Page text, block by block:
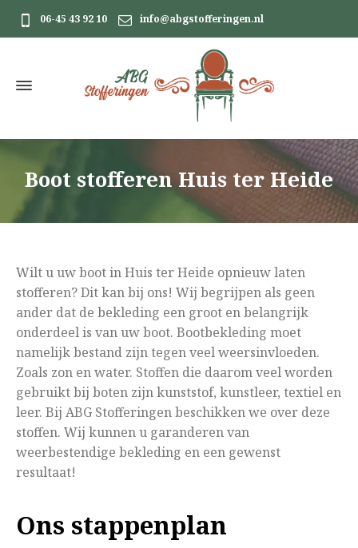
06-45 43 92 10 info@abgstofferingen.nl
Boot stofferen Huis ter Heide
Wilt u uw boot in Huis ter Heide opnieuw laten
stofferen? Dit kan bij ons! Wij begrijpen als geen
ander dat de bekleding een groot en belangrijk
onderdeel is van uw boot. Bootbekleding moet
namelijk bestand zijn tegen veel weersinvloeden.
Zoals zon en water. Stoffen die daarom veel worden
gebruikt bij boten zijn kunststof, kunstleer, textiel en
leer. Bij ABG Stofferingen beschikken we over deze
stoffen. Wij kunnen u garanderen van
weerbestendige bekleding en een gewenst
resultaat!
Ons stappenplan